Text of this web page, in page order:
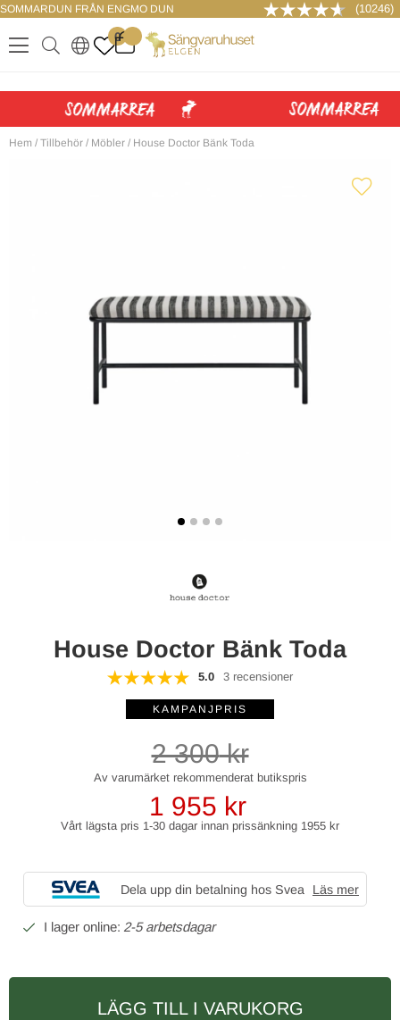
SOMMARDUN FRÅN ENGMO DUN (10246)
.
0
. ..
LOGGA IN
Hem / Tillbehör / Möbler / House Doctor Bänk Toda
House Doctor Bänk Toda
5.0 3 recensioner
2 300kr
1 955 kr
Vårt lägsta pris 1-30 dagar innan prissänkning 1955 kr
Dela upp din betalning hos Svea Läs mer
2-5 arbetsdagar
LÄGG TILL I VARUKORG